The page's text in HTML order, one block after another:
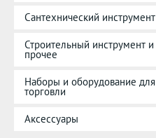
Сантехнический инструмент
Строительный инструмент и
прочее
Наборы и оборудование для
торговли
Аксессуары